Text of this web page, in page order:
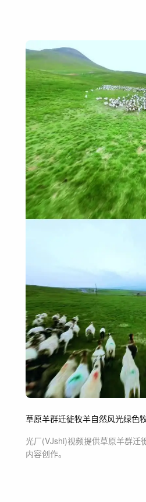
草原羊群迁徙牧羊自然风光绿色
光厂(VJshi)视频提供草原羊群迁
内容创作。